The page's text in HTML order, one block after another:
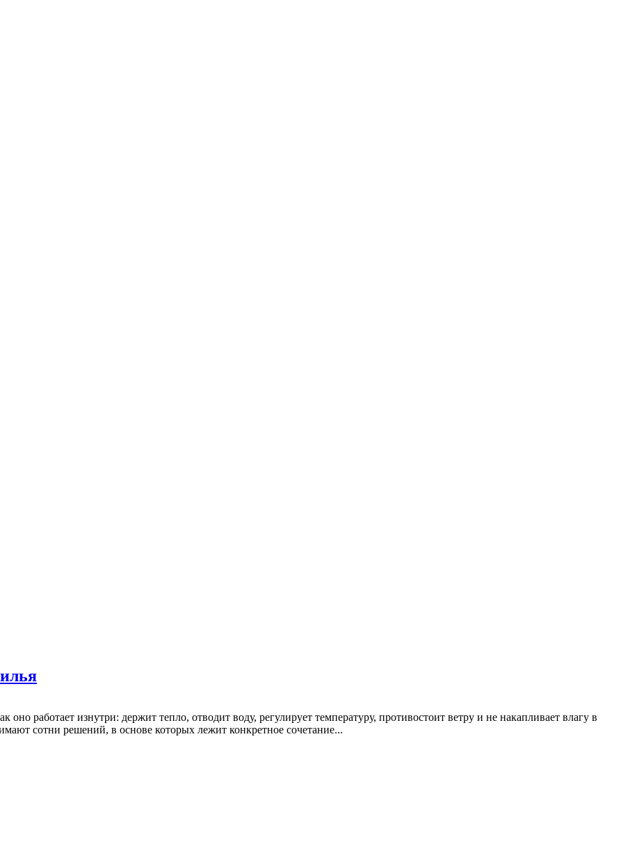
работает изнутри: держит тепло, отводит воду, регулирует температуру, противостоит ветру и не накапливает влагу в
сотни решений, в основе которых лежит конкретное сочетание...